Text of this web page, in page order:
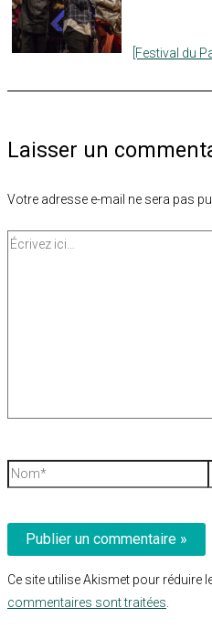
[Festival du
Laisser un
Votre adresse e-mail ne sera pas
Écrivez
Nom*
Ce site utilise Akismet pour réduire
commentaires sont traitées